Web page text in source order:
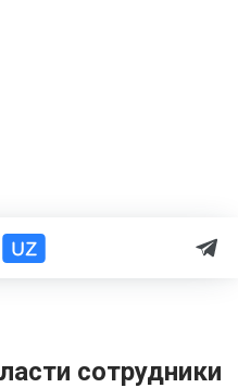
сотрудники